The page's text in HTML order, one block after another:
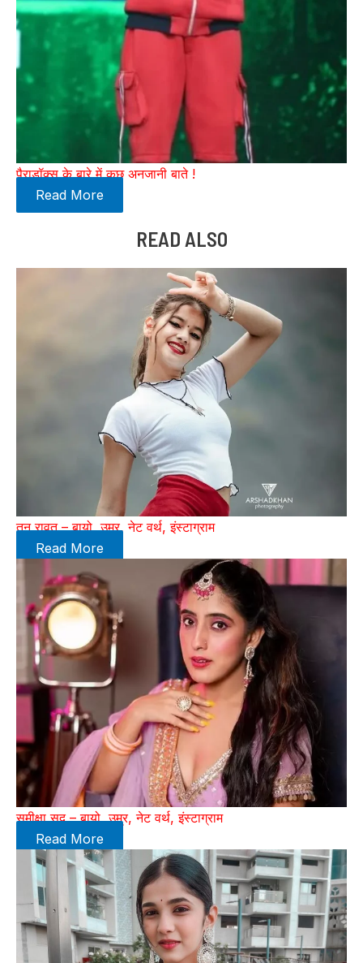
पैराडॉक्स के बारे में कुछ अनजानी बाते !
Read More
READ ALSO
तनु रावत – बायो, उम्र, नेट वर्थ, इंस्टाग्राम
Read More
समीक्षा सूद – बायो, उम्र, नेट वर्थ, इंस्टाग्राम
Read More